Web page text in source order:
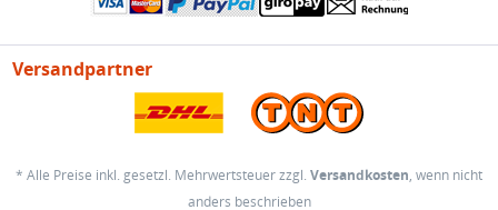
Versandpartner
* Alle Preise inkl. gesetzl. Mehrwertsteuer zzgl. Versandkosten, wenn nicht
anders beschrieben